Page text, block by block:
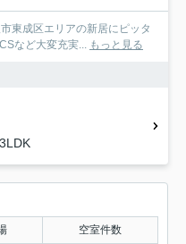
東成区エリアの新居にピッタ
など大変充実... もっと見る
空室件数